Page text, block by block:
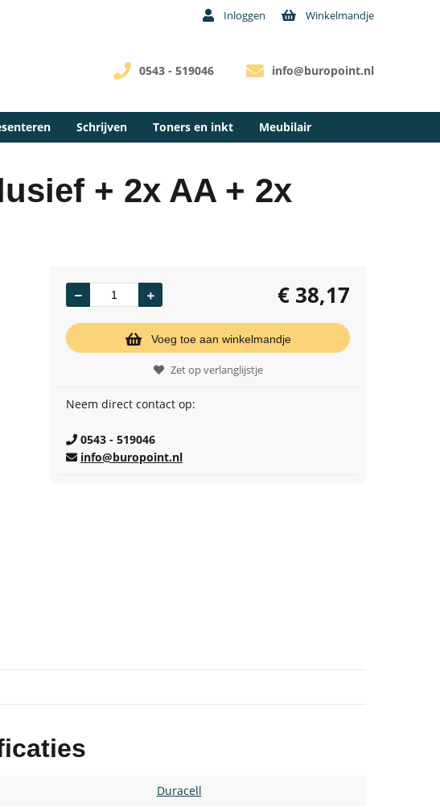
Inloggen Winkelmandje
info@buropoint.nl
0543 - 519046
Schrijven Toners en inkt Meubilair
+ 2x AA + 2x
€ 38,17
Voeg toe aan winkelmandje
Zet op verlanglijstje
Neem direct contact op:
0543 - 519046
info@buropoint.nl
Duracell